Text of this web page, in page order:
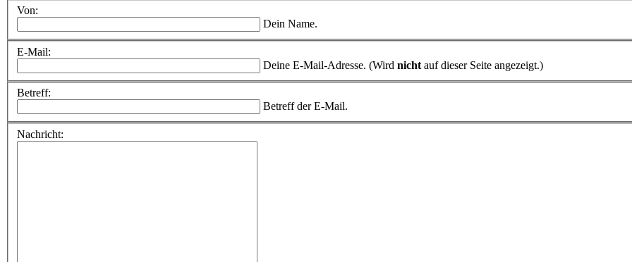
Von:
Dein Name.
E-Mail:
Deine E-Mail-Adresse. (Wird nicht auf dieser Seite angezeigt.)
Betreff:
Betreff der E-Mail.
Nachricht: